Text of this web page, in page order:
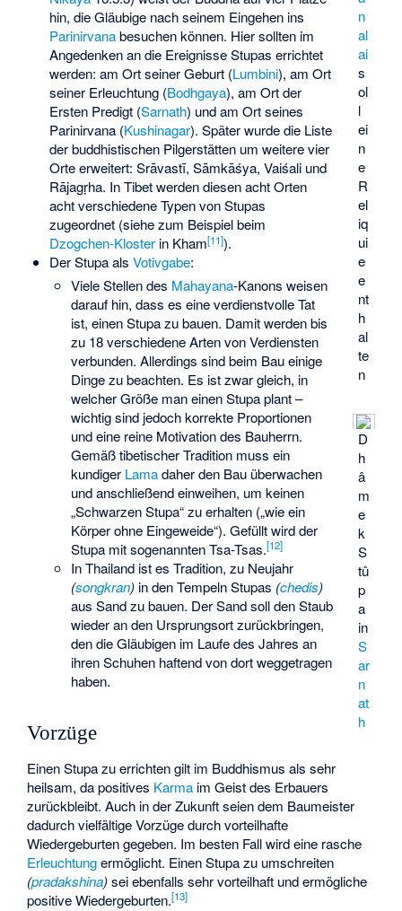
n
al
ai
s
ol
l
ei
n
e
R
el
iq
ui
e
e
nt
h
al
te
n
D
h
â
m
e
k
S
tû
p
a
in
S
ar
n
at
h
hin, die Gläubige nach seinem Eingehen ins
Parinirvanabesuchen können. Hier sollten im
Angedenken an die Ereignisse Stupas errichtet
werden: am Ort seiner Geburt (Lumbini), am Ort
seiner Erleuchtung (Bodhgaya), am Ort der
Ersten Predigt (Sarnath) und am Ort seines
Parinirvana (Kushinagar). Später wurde die Liste
der buddhistischen Pilgerstätten um weitere vier
Orte erweitert: Srāvastī, Sāmkāśya, Vaiśali und
Rājagṛha. In Tibet werden diesen acht Orten
acht verschiedene Typen von Stupas
zugeordnet (siehe zum Beispiel beim
Dzogchen-Klosterin Kham[11]).
Der Stupa als Votivgabe:
Viele Stellen des Mahayana-Kanons weisen
darauf hin, dass es eine verdienstvolle Tat
ist, einen Stupa zu bauen. Damit werden bis
zu 18 verschiedene Arten von Verdiensten
verbunden. Allerdings sind beim Bau einige
Dinge zu beachten. Es ist zwar gleich, in
welcher Größe man einen Stupa plant –
wichtig sind jedoch korrekte Proportionen
und eine reine Motivation des Bauherrn.
Gemäß tibetischer Tradition muss ein
kundiger Lamadaher den Bau überwachen
und anschließend einweihen, um keinen
„Schwarzen Stupa“ zu erhalten („wie ein
Körper ohne Eingeweide“). Gefüllt wird der
Stupa mit sogenanntenTsa-Tsas.[12]
In Thailand ist es Tradition, zu Neujahr
(songkran) in den Tempeln Stupas (chedis)
aus Sand zu bauen. Der Sand soll den Staub
wieder an den Ursprungsort zurückbringen,
den die Gläubigen im Laufe des Jahres an
ihren Schuhen haftend von dort weggetragen
haben.
Vorzüge
Einen Stupa zu errichten gilt im Buddhismus als sehr
heilsam, da positives Karma im Geist des Erbauers
zurückbleibt. Auch in der Zukunft seien dem Baumeister
dadurch vielfältige Vorzüge durch vorteilhafte
Wiedergeburten gegeben. Im besten Fall wird eine rasche
Erleuchtungermöglicht. Einen Stupa zu umschreiten
(pradakshina)sei ebenfalls sehr vorteilhaft und ermögliche
positive Wiedergeburten.[13]